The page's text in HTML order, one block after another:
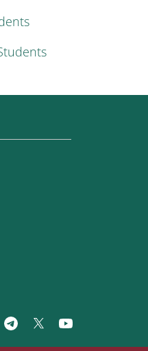
Telegram
Twitter